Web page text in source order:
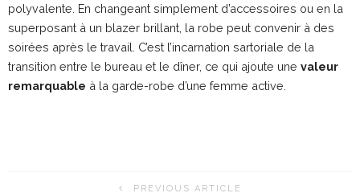
polyvalente. En changeant simplement d’accessoires ou en la
superposant à un blazer brillant, la robe peut convenir à des
soirées après le travail. C’est l’incarnation sartoriale de la
transition entre le bureau et le dîner, ce qui ajoute une valeur
remarquable à la garde-robe d’une femme active.
PREVIOUS ARTICLE